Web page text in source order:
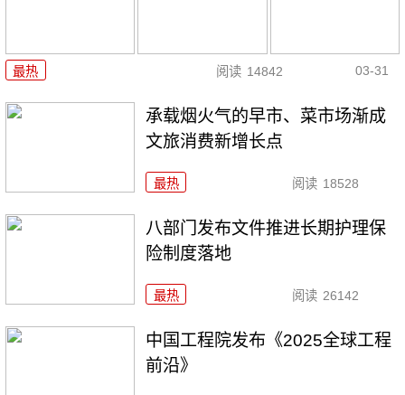
最热 阅读 14842 03-31
承载烟火气的早市、菜市场渐成
文旅消费新增长点
最热 阅读 18528
八部门发布文件推进长期护理保
险制度落地
最热 阅读 26142
中国工程院发布《2025全球工程
前沿》